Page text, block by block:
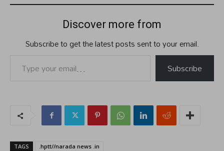
Discover more from
Subscribe to get the latest posts sent to your email.
Subscribe
TAGS .hptt//narada news .in